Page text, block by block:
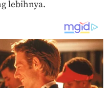
lebihnya.